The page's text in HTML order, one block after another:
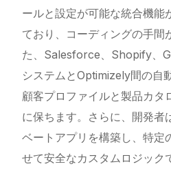
ールと設定が可能な統合機能
ており、コーディングの手間
た、Salesforce、Shopify、
システムとOptimizely間の自
顧客プロファイルと製品カタ
に保ちます。さらに、開発者
ベートアプリを構築し、特定
せて安全なカスタムロジック